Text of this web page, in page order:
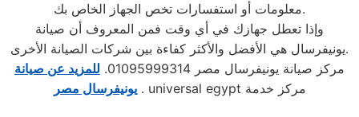
معلومات أو استفسارات تخص الجهاز الخاص بك.
وإذا تعطل جهازك في أي وقت فمن المعروف أن صيانة
يونيفرسال هي الأفضل والأكثر كفاءة بين شركات الصيانة الأخرى.
مركز صيانة يونيفرسال مصر 01095999314.
للمزيد عن صيانة
يونيفرسال مصر
. universal egypt مركز خدمة